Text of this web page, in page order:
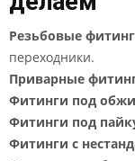
Резьбовые
переходники.
Приварные
Фитинги под
Фитинги под
Фитинги с